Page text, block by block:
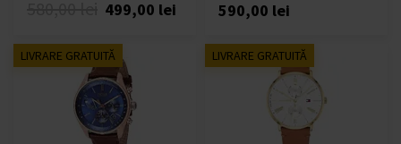
499,00 lei 590,00 lei
LIVRARE GRATUITĂ LIVRARE GRATUITĂ